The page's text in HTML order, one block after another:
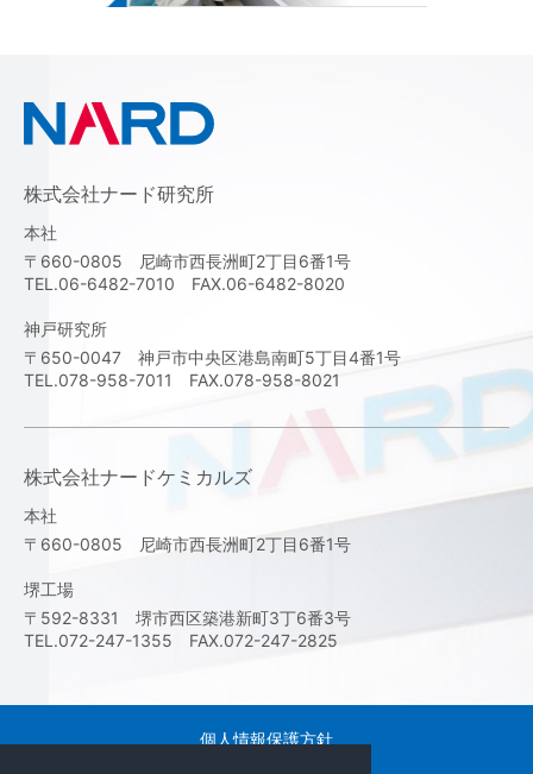
株式会社ナード研究所
本社
〒660-0805 尼崎市西長洲町2丁目6番1号
TEL.06-6482-7010 FAX.06-6482-8020
神戸研究所
〒650-0047 神戸市中央区港島南町5丁目4番1号
TEL.078-958-7011 FAX.078-958-8021
株式会社ナードケミカルズ
本社
〒660-0805 尼崎市西長洲町2丁目6番1号
堺工場
〒592-8331 堺市西区築港新町3丁6番3号
TEL.072-247-1355 FAX.072-247-2825
個人情報保護方針